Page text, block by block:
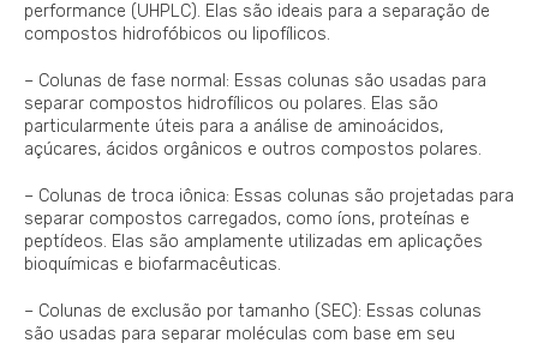
performance (UHPLC). Elas são ideais para a separação de
compostos hidrofóbicos ou lipofílicos.
– Colunas de fase normal: Essas colunas são usadas para
separar compostos hidrofílicos ou polares. Elas são
particularmente úteis para a análise de aminoácidos,
açúcares, ácidos orgânicos e outros compostos polares.
– Colunas de troca iônica: Essas colunas são projetadas para
separar compostos carregados, como íons, proteínas e
peptídeos. Elas são amplamente utilizadas em aplicações
bioquímicas e biofarmacêuticas.
– Colunas de exclusão por tamanho (SEC): Essas colunas
são usadas para separar moléculas com base em seu